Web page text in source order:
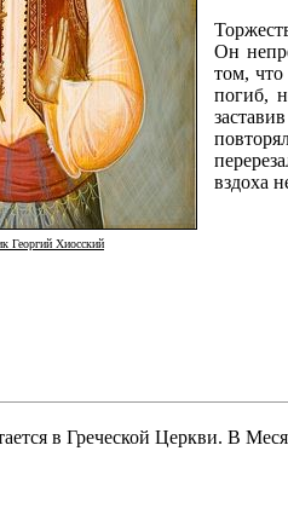
Георгий Хиосский
Он
том,
погиб,
вздоха
в Греческой Церкви. В